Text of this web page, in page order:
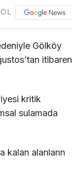
Gölköy
itibaren
kritik
sulamada
kalan alanların